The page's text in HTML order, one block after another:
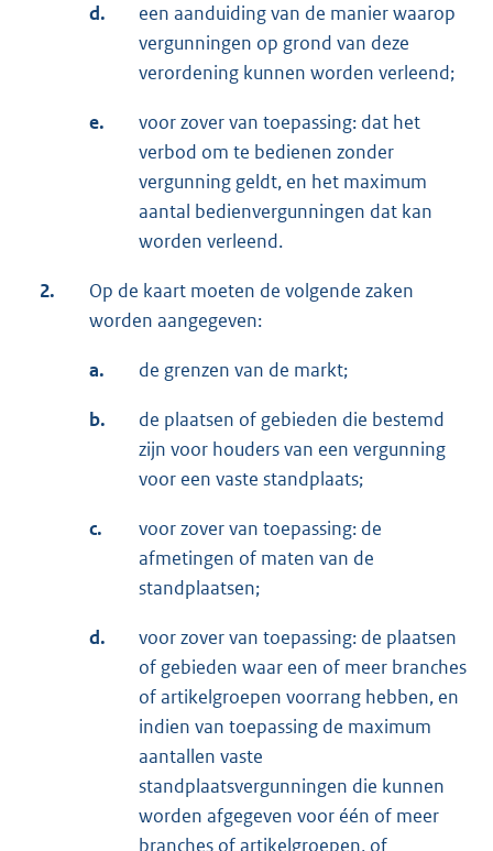
d.
een aanduiding van de manier waarop
vergunningen op grond van deze
verordening kunnen worden verleend;
e.
voor zover van toepassing: dat het
verbod om te bedienen zonder
vergunning geldt, en het maximum
aantal bedienvergunningen dat kan
worden verleend.
2.
Op de kaart moeten de volgende zaken
worden aangegeven:
a. de grenzen van de markt;
b.
de plaatsen of gebieden die bestemd
zijn voor houders van een vergunning
voor een vaste standplaats;
c.
voor zover van toepassing: de
afmetingen of maten van de
standplaatsen;
d.
voor zover van toepassing: de plaatsen
of gebieden waar een of meer branches
of artikelgroepen voorrang hebben, en
indien van toepassing de maximum
aantallen vaste
standplaatsvergunningen die kunnen
worden afgegeven voor één of meer
branches of artikelgroepen, of